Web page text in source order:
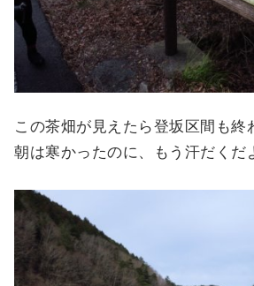
この茶畑が見えたら登坂区間も終
朝は寒かったのに、もう汗だくだ